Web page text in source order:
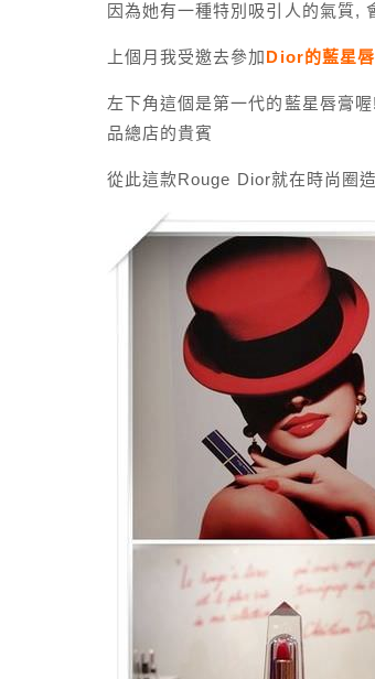
因為她有一種特別吸引人的氣質,
上個月我受邀去參加Dior的藍星
左下角這個是第一代的藍星唇膏
品總店的貴賓
從此這款Rouge Dior就在時尚圈